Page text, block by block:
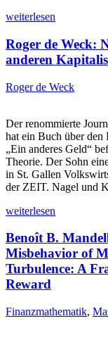
weiterlesen
Roger de Weck:
anderen
Roger de Weck
Der renommierte
hat ein Buch über den
„Ein anderes Geld“
Theorie. Der Sohn
in St. Gallen
der ZEIT. Nagel und
weiterlesen
Benoît B.
Misbehavior of
Turbulence: A
Reward
Finanzmathematik,